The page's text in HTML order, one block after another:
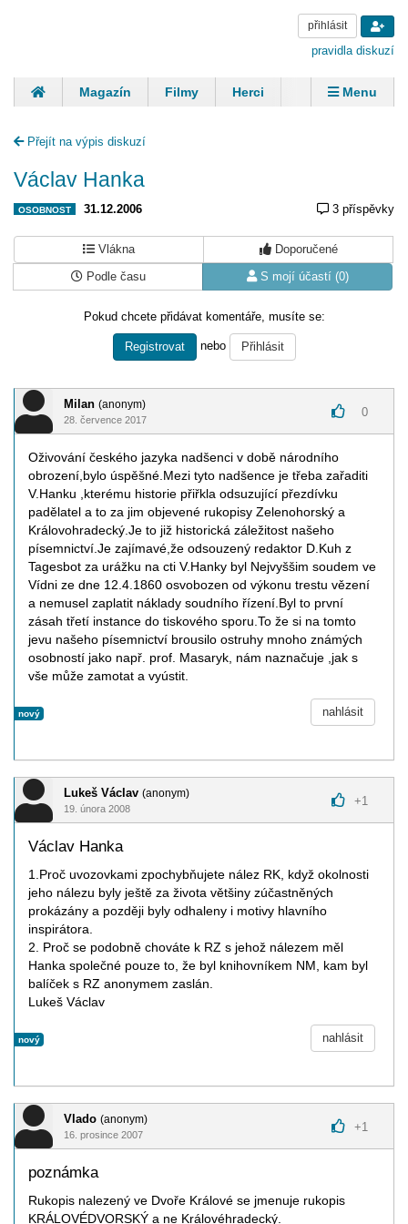
přihlásit
pravidla diskuzí
Magazín Filmy Herci
Zpěváci
Panovníci
Finančníci
Menu
Přejít na výpis diskuzí
Václav Hanka
OSOBNOST 31.12.2006 3 příspěvky
Vlákna
Doporučené
Podle času
S mojí účastí (0)
Pokud chcete přidávat komentáře, musíte se:
Registrovat nebo Přihlásit
Milan (anonym)
28. července 2017
0
Oživování českého jazyka nadšenci v době národního
obrození,bylo úspěšné.Mezi tyto nadšence je třeba zařaditi
V.Hanku ,kterému historie přiřkla odsuzující přezdívku
padělatel a to za jim objevené rukopisy Zelenohorský a
Královohradecký.Je to již historická záležitost našeho
písemnictví.Je zajímavé,že odsouzený redaktor D.Kuh z
Tagesbot za urážku na cti V.Hanky byl Nejvyššim soudem ve
Vídni ze dne 12.4.1860 osvobozen od výkonu trestu vězení
a nemusel zaplatit náklady soudního řízení.Byl to první
zásah třetí instance do tiskového sporu.To že si na tomto
jevu našeho písemnictví brousilo ostruhy mnoho známých
osobností jako např. prof. Masaryk, nám naznačuje ,jak s
vše může zamotat a vyústit.
nový nahlásit
Lukeš Václav (anonym)
19. února 2008
+1
Václav Hanka
1.Proč uvozovkami zpochybňujete nález RK, když okolnosti
jeho nálezu byly ještě za života většiny zúčastněných
prokázány a později byly odhaleny i motivy hlavního
inspirátora.
2. Proč se podobně chováte k RZ s jehož nálezem měl
Hanka společné pouze to, že byl knihovníkem NM, kam byl
balíček s RZ anonymem zaslán.
Lukeš Václav
nový nahlásit
Vlado (anonym)
16. prosince 2007
+1
poznámka
Rukopis nalezený ve Dvoře Králové se jmenuje rukopis
KRÁLOVÉDVORSKÝ a ne Královéhradecký.